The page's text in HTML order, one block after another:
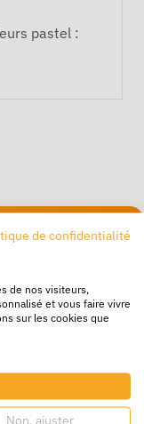
pastel :
de confidentialité
de nos visiteurs,
et vous faire vivre
sur les cookies que
Non, ajuster